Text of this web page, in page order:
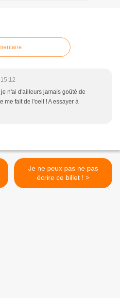
n'ai d'ailleurs jamais goûté de
me fait de l'oeil ! A essayer à
Je ne peux pas ne pas
écrire ce billet ! >